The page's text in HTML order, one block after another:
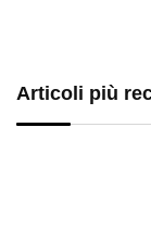
Articoli più